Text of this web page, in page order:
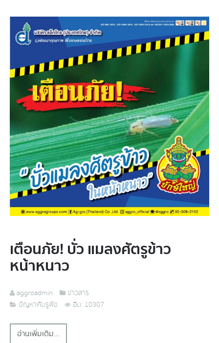
เตือนภัย! บั่ว แมลงศัตรูข้าว
หน้าหนาว
aggroadmin
ข่าวสาร
ปัญหาศัตรูพืช
ฮิต: 10307
อ่านเพิ่มเติม...